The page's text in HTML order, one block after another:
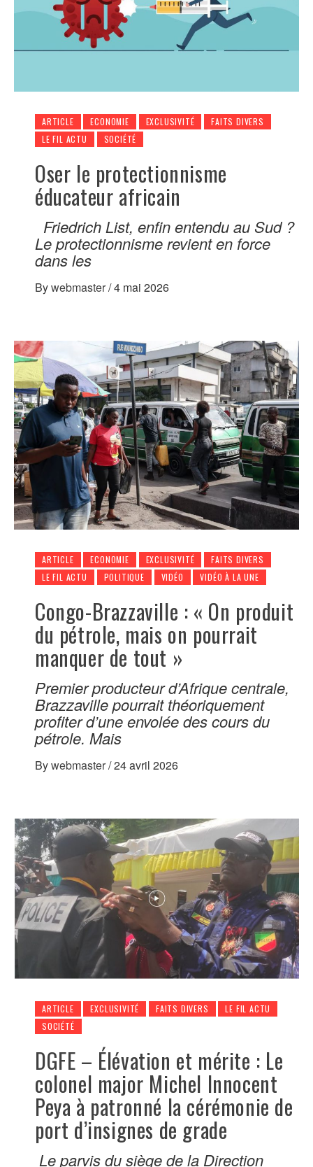
ARTICLE ECONOMIE EXCLUSIVITÉ
FAITS DIVERS
LE FIL ACTU
SOCIÉTÉ
Oser le protectionnisme
éducateur africain
Friedrich List, enfin entendu au Sud ?
Le protectionnisme revient en force
dans les
Bywebmaster/4 mai 2026
ARTICLE ECONOMIE EXCLUSIVITÉ
FAITS DIVERS
LE FIL ACTU
POLITIQUE VIDÉO VIDÉO À LA UNE
Congo-Brazzaville : « On produit
du pétrole, mais on pourrait
manquer de tout »
Premier producteur d’Afrique centrale,
Brazzaville pourrait théoriquement
profiter d’une envolée des cours du
pétrole. Mais
Bywebmaster/24 avril 2026
ARTICLE EXCLUSIVITÉ FAITS DIVERS
LE FIL ACTU
SOCIÉTÉ
DGFE – Élévation et mérite : Le
colonel major Michel Innocent
Peya à patronné la cérémonie de
port d’insignes de grade
Le parvis du siège de la Direction